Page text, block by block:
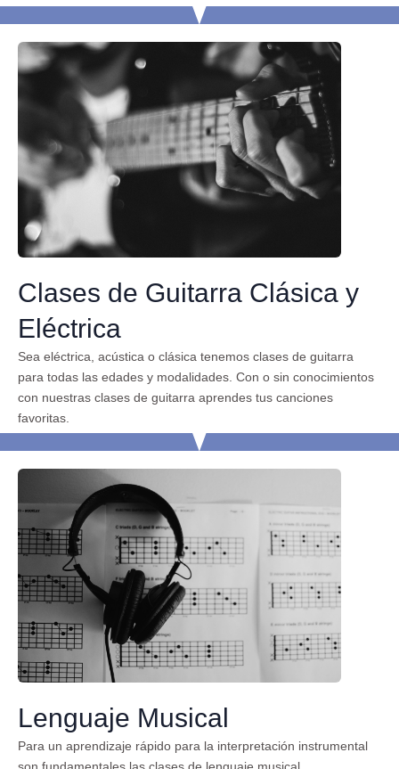
Clases de Guitarra Clásica y
Eléctrica
Sea eléctrica, acústica o clásica tenemos clases de guitarra
para todas las edades y modalidades. Con o sin conocimientos
con nuestras clases de guitarra aprendes tus canciones
favoritas.
Lenguaje Musical
Para un aprendizaje rápido para la interpretación instrumental